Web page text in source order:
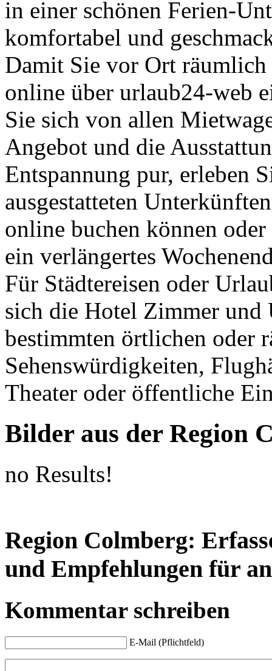
in einer schönen Ferien-
komfortabel und
Damit Sie vor Ort
online über urlaub24-web
Sie sich von allen
Angebot und die
Entspannung pur, erleben
ausgestatteten
online buchen können
ein verlängertes
Für Städtereisen oder
sich die Hotel Zimmer und
bestimmten örtlichen oder
Sehenswürdigkeiten,
Theater oder öffentliche
Bilder aus der Region
no Results!
Region Colmberg:
und Empfehlungen für
Kommentar schreiben
E-Mail (Pflichtfeld)